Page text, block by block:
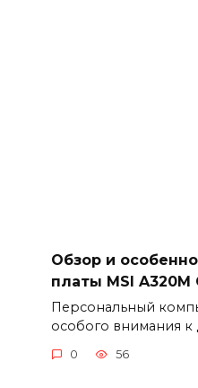
Обзор и
платы MSI A320M
Персональный
особого внимания к
0 56